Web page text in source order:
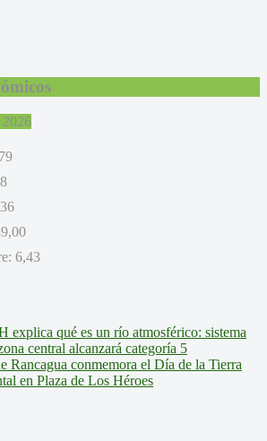
2026
6,43
explica qué es un río atmosférico: sistema
central alcanzará categoría 5
Rancagua conmemora el Día de la Tierra
en Plaza de Los Héroes